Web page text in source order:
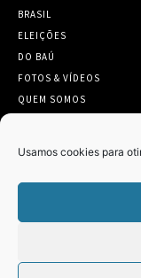
Usamos cookies para
BRASIL
ELEIÇÕES
DO BAÚ
FOTOS & VÍDEOS
QUEM SOMOS